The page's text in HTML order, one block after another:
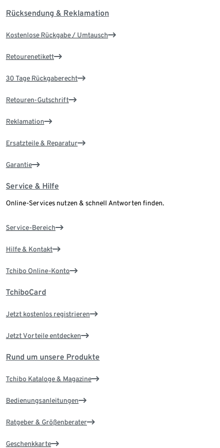
Rücksendung & Reklamation
Kostenlose Rückgabe / Umtausch
Retourenetikett
30 Tage Rückgaberecht
Retouren-Gutschrift
Reklamation
Ersatzteile & Reparatur
Garantie
Service & Hilfe
Online-Services nutzen & schnell Antworten finden.
Service-Bereich
Hilfe & Kontakt
Tchibo Online-Konto
TchiboCard
Jetzt kostenlos registrieren
Jetzt Vorteile entdecken
Rund um unsere Produkte
Tchibo Kataloge & Magazine
Bedienungsanleitungen
Ratgeber & Größenberater
Geschenkkarte